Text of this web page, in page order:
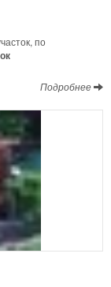
по
Подробнее